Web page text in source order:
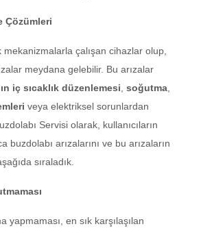
Çözümleri
mekanizmalarla çalışan cihazlar olup,
meydana gelebilir. Bu arızalar
iç sıcaklık düzenlemesi, soğutma,
veya elektriksel sorunlardan
Servisi olarak, kullanıcıların
buzdolabı arızalarını ve bu arızaların
sıraladık.
yapmaması, en sık karşılaşılan